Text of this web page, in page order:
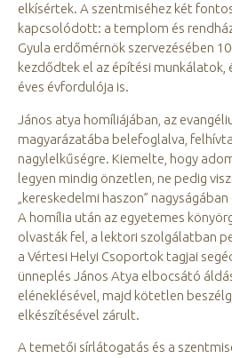
elkísértek. A szentmiséhez két
kapcsolódott: a templom és
Gyula erdőmérnök szervezésében
kezdődtek el az építési munkálatok,
éves évfordulója is.
János atya homíliájában, az
magyarázatába belefoglalva,
nagylelkűségre. Kiemelte, hogy
legyen mindig önzetlen, ne pedig
„kereskedelmi haszon”
A homília után az egyetemes
olvasták fel, a lektori szolgálatban
a Vértesi Helyi Csoportok tagjai
ünneplés János Atya elbocsátó
eléneklésével, majd kötetlen
elkészítésével zárult.
A temetői sírlátogatás és a